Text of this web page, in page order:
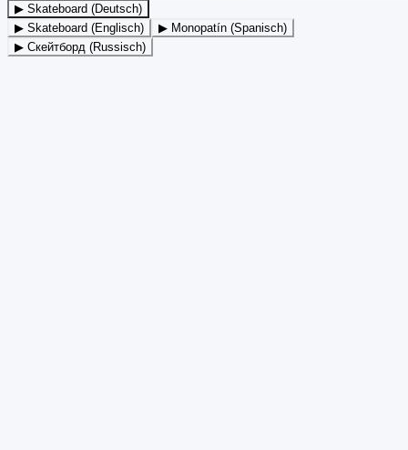
▶ Skateboard (Deutsch)
▶ Skateboard (Englisch)
▶ Monopatín (Spanisch)
▶ Скейтборд (Russisch)